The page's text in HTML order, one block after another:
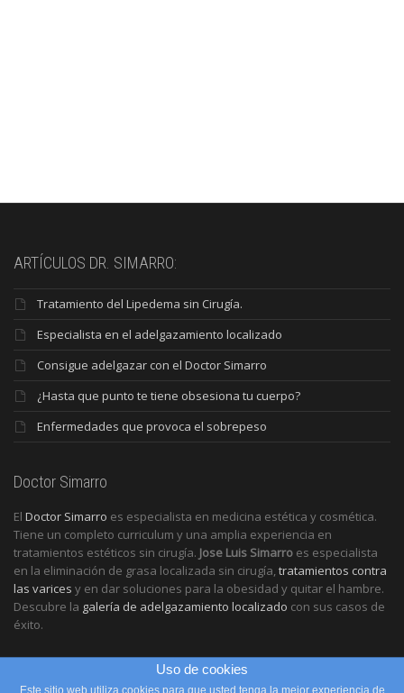
ARTÍCULOS DR. SIMARRO:
Tratamiento del Lipedema sin Cirugía.
Especialista en el adelgazamiento localizado
Consigue adelgazar con el Doctor Simarro
¿Hasta que punto te tiene obsesiona tu cuerpo?
Enfermedades que provoca el sobrepeso
Doctor Simarro
El Doctor Simarro es especialista en medicina estética y cosmética.
Tiene un completo curriculum y una amplia experiencia en
tratamientos estéticos sin cirugía. Jose Luis Simarro es especialista
en la eliminación de grasa localizada sin cirugía,tratamientos contra
las varices y en dar soluciones para la obesidad y quitar el hambre.
Descubre la galería de adelgazamiento localizado con sus casos de
éxito.
Uso de cookies
Este sitio web utiliza cookies para que usted tenga la mejor experiencia de